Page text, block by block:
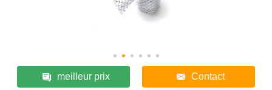
meilleur prix Contact